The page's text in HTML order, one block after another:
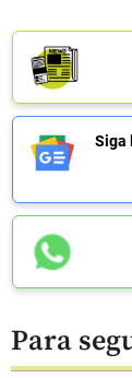
Siga
Para